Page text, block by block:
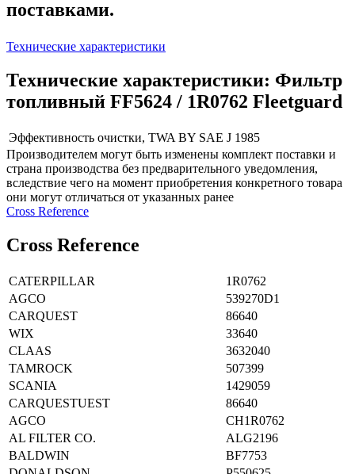
поставками.
Технические характеристики
Технические характеристики: Фильтр
топливный FF5624 / 1R0762 Fleetguard
Эффективность очистки, TWA BY SAE J 1985
Производителем могут быть изменены комплект поставки и
страна производства без предварительного уведомления,
вследствие чего на момент приобретения конкретного товара
они могут отличаться от указанных ранее
Сross Reference
Сross Reference
CATERPILLAR
1R0762
AGCO
539270D1
CARQUEST
86640
WIX
33640
CLAAS
3632040
TAMROCK
507399
SCANIA
1429059
CARQUESTUEST
86640
AGCO
CH1R0762
AL FILTER CO.
ALG2196
BALDWIN
BF7753